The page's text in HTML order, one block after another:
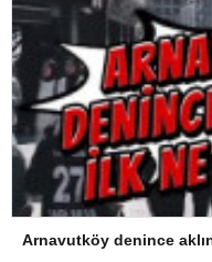
Arnavutköy denince